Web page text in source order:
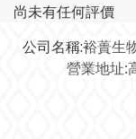
尚未有任何評價
公司名稱:裕蕢生
營業地址: